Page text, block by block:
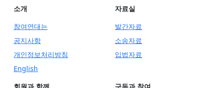
소개
참여연대는
공지사항
개인정보처리방침
English
자료실
발간자료
소송자료
입법자료